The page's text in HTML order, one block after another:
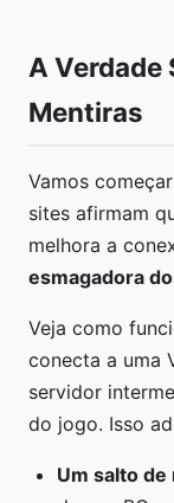
A Verdade
Mentiras
Vamos
sites afirmam
melhora a
esmagadora
Veja como
conecta a uma
servidor
do jogo. Isso
Um salto